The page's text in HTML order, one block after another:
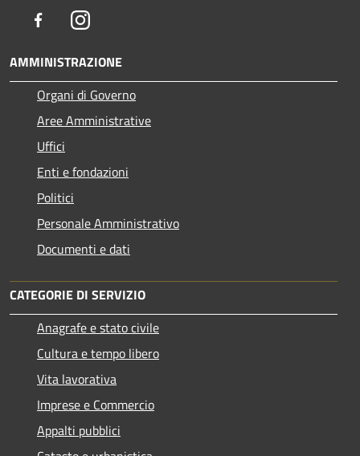
FacebookInstagram
AMMINISTRAZIONE
Organi di Governo
Aree Amministrative
Uffici
Enti e fondazioni
Politici
Personale Amministrativo
Documenti e dati
CATEGORIE DI SERVIZIO
Anagrafe e stato civile
Cultura e tempo libero
Vita lavorativa
Imprese e Commercio
Appalti pubblici